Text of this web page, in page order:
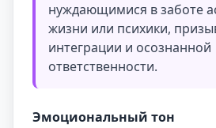
нуждающимися в заботе
жизни или психики,
интеграции и осознанной
ответственности.
Эмоциональный тон